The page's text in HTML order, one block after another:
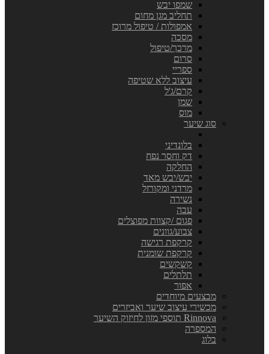
שמפו יבש
תחליב מגן מחום
אמפולות / טיפול מרוכז
מסכה
מרכך/טיפול
סרום
ספריי
עיצוב ללא שטיפה
קרם/ג'ל
שמן
מוס
סוג שיער
בלונדיני
דק וחסר נפח
החלקה
יבש/יבש מאד
מרדני ומקורזל
נשירה
עבה
פגום /קצוות מפוצלים
צבוע/גוונים
קרקפת רגישה
קרקפת שומנית
קשקשים
תלתלים
אפור
מבצעים מיוחדים
מכשירי עיצוב שיער ואביזרים
Rinnova תוספי מזון לחיזוק השיער
המספרה
בלוג